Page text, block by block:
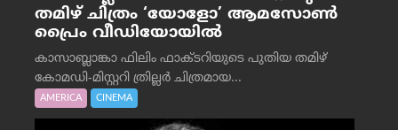
തമിഴ് ചിത്രം ‘യോളോ’ ആമസോൺ
പ്രൈം വീഡിയോയിൽ
കാസാബ്ലാങ്കാ ഫിലിം ഫാക്ടറിയുടെ പുതിയ തമിഴ്
കോമഡി-മിസ്റ്ററി ത്രില്ലർ ചിത്രമായ...
AMERICA CINEMA